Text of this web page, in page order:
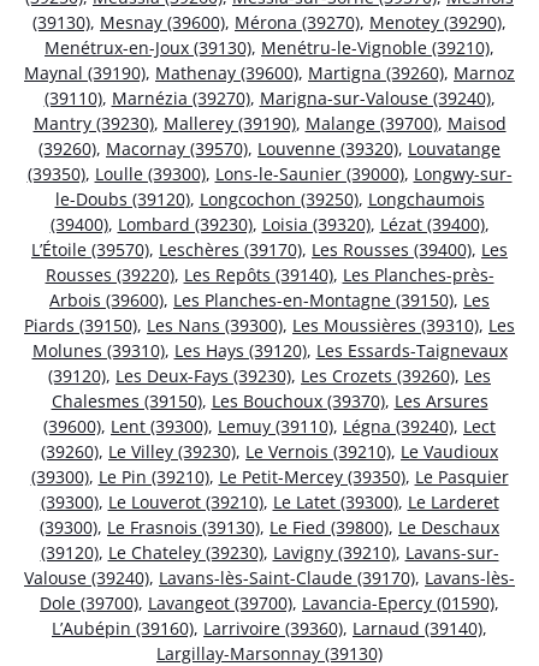
(39130), Mesnay (39600), Mérona (39270), Menotey (39290),
Menétrux-en-Joux (39130), Menétru-le-Vignoble (39210),
Maynal (39190), Mathenay (39600), Martigna (39260), Marnoz
(39110), Marnézia (39270), Marigna-sur-Valouse (39240),
Mantry (39230), Mallerey (39190), Malange (39700), Maisod
(39260), Macornay (39570), Louvenne (39320), Louvatange
(39350), Loulle (39300), Lons-le-Saunier (39000), Longwy-sur-
le-Doubs (39120), Longcochon (39250), Longchaumois
(39400), Lombard (39230), Loisia (39320), Lézat (39400),
L’Étoile (39570), Leschères (39170), Les Rousses (39400), Les
Rousses (39220), Les Repôts (39140), Les Planches-près-
Arbois (39600), Les Planches-en-Montagne (39150), Les
Piards (39150), Les Nans (39300), Les Moussières (39310), Les
Molunes (39310), Les Hays (39120), Les Essards-Taignevaux
(39120), Les Deux-Fays (39230), Les Crozets (39260), Les
Chalesmes (39150), Les Bouchoux (39370), Les Arsures
(39600), Lent (39300), Lemuy (39110), Légna (39240), Lect
(39260), Le Villey (39230), Le Vernois (39210), Le Vaudioux
(39300), Le Pin (39210), Le Petit-Mercey (39350), Le Pasquier
(39300), Le Louverot (39210), Le Latet (39300), Le Larderet
(39300), Le Frasnois (39130), Le Fied (39800), Le Deschaux
(39120), Le Chateley (39230), Lavigny (39210), Lavans-sur-
Valouse (39240), Lavans-lès-Saint-Claude (39170), Lavans-lès-
Dole (39700), Lavangeot (39700), Lavancia-Epercy (01590),
L’Aubépin (39160), Larrivoire (39360), Larnaud (39140),
Largillay-Marsonnay (39130)